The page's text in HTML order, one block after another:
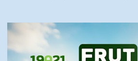
do Norte entre os dias 18 e 22 de junho de
possui margem de erro de 2,5 pontos
confiança de 95%. Registro no TSE: RN-